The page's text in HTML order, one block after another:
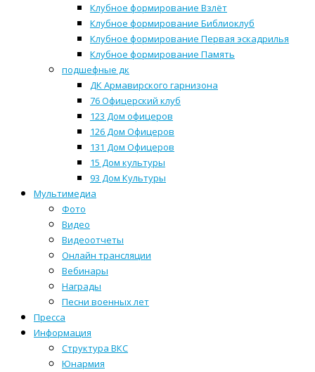
Клубное формирование Взлёт
Клубное формирование Библиоклуб
Клубное формирование Первая эскадрилья
Клубное формирование Память
подшефные дк
ДК Армавирского гарнизона
76 Офицерский клуб
123 Дом офицеров
126 Дом Офицеров
131 Дом Офицеров
15 Дом культуры
93 Дом Культуры
Мультимедиа
Фото
Видео
Видеоотчеты
Онлайн трансляции
Вебинары
Награды
Песни военных лет
Пресса
Информация
Структура ВКС
Юнармия